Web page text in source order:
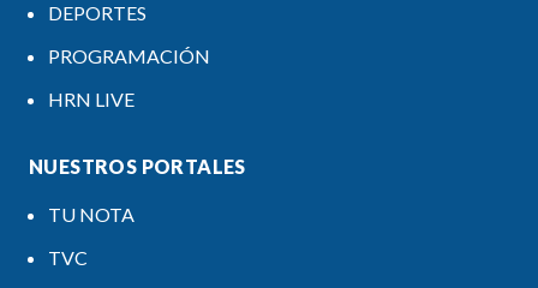
DEPORTES
PROGRAMACIÓN
HRN LIVE
NUESTROS PORTALES
TU NOTA
TVC